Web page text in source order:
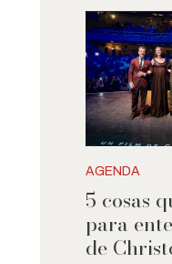
AGENDA
5 cosas
para
de